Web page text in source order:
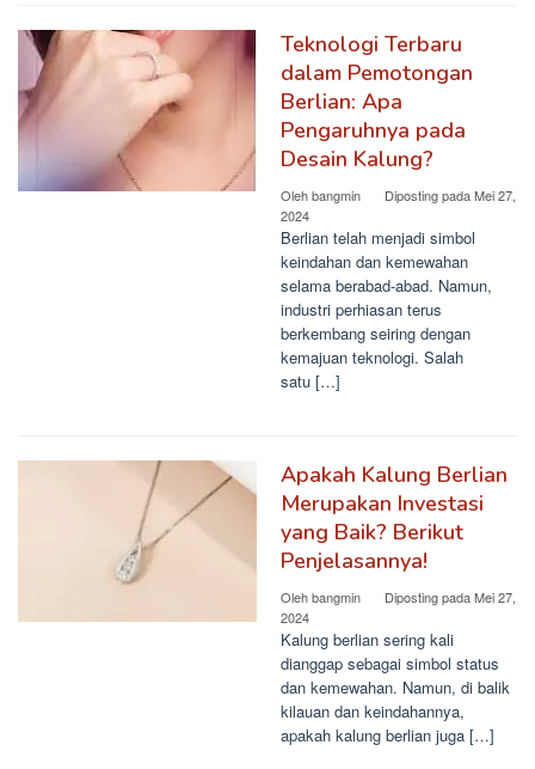
Teknologi Terbaru
dalam Pemotongan
Berlian: Apa
Pengaruhnya pada
Desain Kalung?
Olehbangmin Diposting padaMei 27,
2024
Berlian telah menjadi simbol
keindahan dan kemewahan
selama berabad-abad. Namun,
industri perhiasan terus
berkembang seiring dengan
kemajuan teknologi. Salah
satu […]
Apakah Kalung Berlian
Merupakan Investasi
yang Baik? Berikut
Penjelasannya!
Olehbangmin Diposting padaMei 27,
2024
Kalung berlian sering kali
dianggap sebagai simbol status
dan kemewahan. Namun, di balik
kilauan dan keindahannya,
apakah kalung berlian juga […]